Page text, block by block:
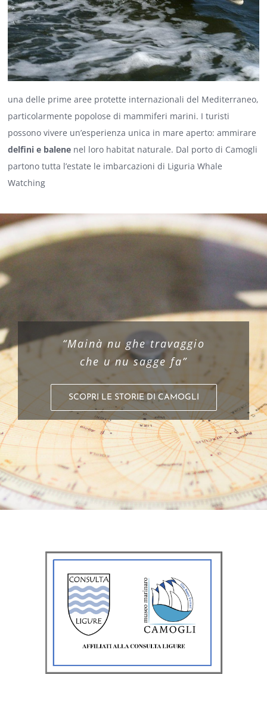
una delle prime aree protette internazionali del Mediterraneo,
particolarmente popolose di mammiferi marini. I turisti
possono vivere un’esperienza unica in mare aperto: ammirare
delfini e balene nel loro habitat naturale. Dal porto di Camogli
partono tutta l’estate le imbarcazioni di Liguria Whale
Watching
“Mainà nu ghe travaggio
che u nu sagge fa”
SCOPRI LE STORIE DI CAMOGLI